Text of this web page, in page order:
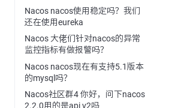
Nacos nacos使用稳定吗？我们
还在使用eureka
Nacos 大佬们针对nacos的异常
监控指标有做报警吗？
Nacos nacos现在有支持5.1版本
的mysql吗？
Nacos社区群4 你好，问下nacos
2.2.0用的是api v2吗